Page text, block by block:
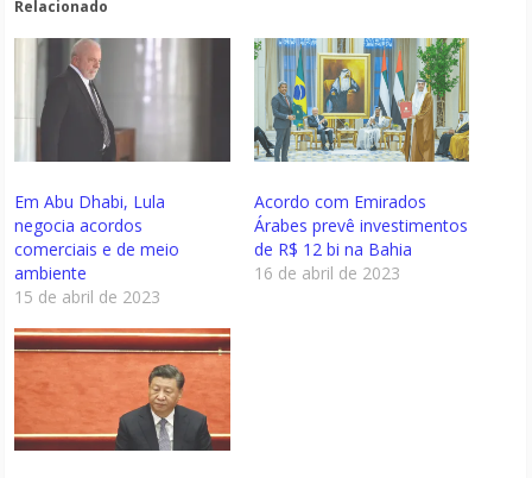
Relacionado
Em Abu Dhabi, Lula
negocia acordos
comerciais e de meio
ambiente
15 de abril de 2023
Acordo com Emirados
Árabes prevê investimentos
de R$ 12 bi na Bahia
16 de abril de 2023